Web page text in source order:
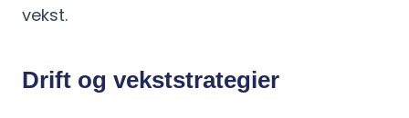
vekst.
Drift og vekststrategier